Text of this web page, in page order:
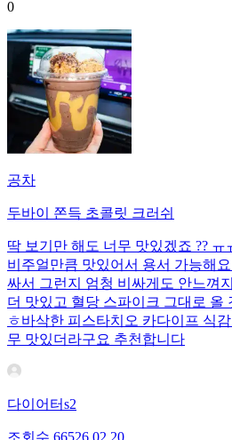
0
공차
두바이 쫀득 초콜릿 크러쉬
딱 보기만 해도 너무 맛있겠죠 ?? ㅠ
비주얼만큼 맛있어서 용서 가능해
싸서 그런지 엄청 비싸게도 안느껴
더 맛있고 혈당 스파이크 그대로 올
ㅎ바삭한 피스타치오 카다이프 식
무 맛있더라구요 추천합니다
다이어터s2